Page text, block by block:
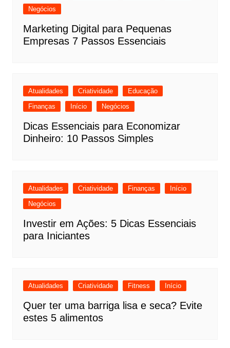
Negócios
Marketing Digital para Pequenas
Empresas 7 Passos Essenciais
Atualidades Criatividade
Educação
Finanças
Início Negócios
Dicas Essenciais para Economizar
Dinheiro: 10 Passos Simples
Atualidades Criatividade Finanças
Início
Negócios
Investir em Ações: 5 Dicas Essenciais
para Iniciantes
Atualidades Criatividade Fitness Início
Quer ter uma barriga lisa e seca? Evite
estes 5 alimentos